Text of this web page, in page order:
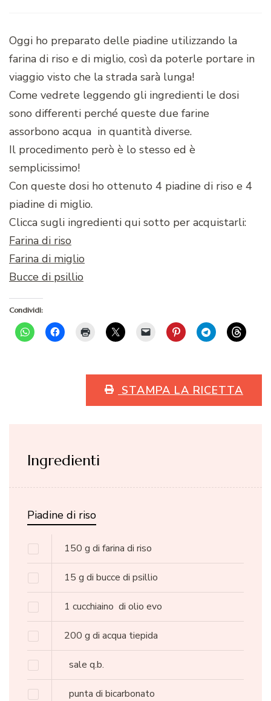
Oggi ho preparato delle piadine utilizzando la
farina di riso e di miglio, così da poterle portare in
viaggio visto che la strada sarà lunga!
Come vedrete leggendo gli ingredienti le dosi
sono differenti perché queste due farine
assorbono acqua in quantità diverse.
Il procedimento però è lo stesso ed è
semplicissimo!
Con queste dosi ho ottenuto 4 piadine di riso e 4
piadine di miglio.
Clicca sugli ingredienti qui sotto per acquistarli:
Farina di riso
Farina di miglio
Bucce di psillio
Condividi:
STAMPA LA RICETTA
Ingredienti
Piadine di riso
150 g di farina di riso
15 g di bucce di psillio
1 cucchiaino di olio evo
200 g di acqua tiepida
sale q.b.
punta di bicarbonato